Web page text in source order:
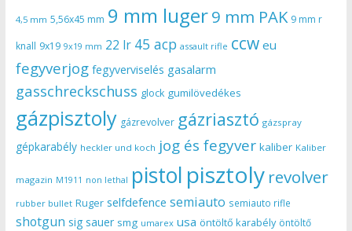
4,5 mm 5,56x45 mm 9 mm luger9 mm PAK 9 mm r
knall 9x19 9x19 mm 22 lr 45 acp assault rifle ccw eu
fegyverjog fegyverviselés gasalarm
gasschreckschuss glock gumilövedékes
gázpisztoly gázrevolver gázriasztó gázspray
gépkarabély heckler und koch jog és fegyver kaliber Kaliber
magazin M1911 non lethal pistol pisztoly revolver
rubber bullet Ruger selfdefence semiauto semiauto rifle
shotgun sig sauer smg umarex usa öntöltő karabély öntöltő